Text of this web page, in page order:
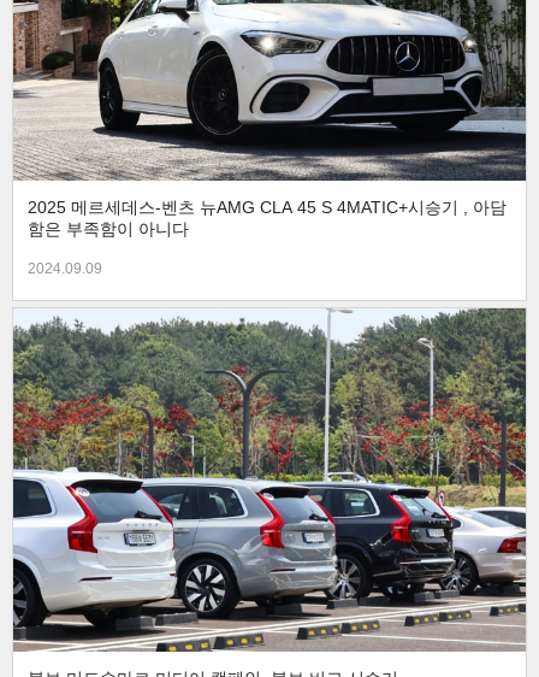
2025 메르세데스-벤츠 뉴AMG CLA 45 S 4MATIC+시승기 , 아담
함은 부족함이 아니다
2024.09.09